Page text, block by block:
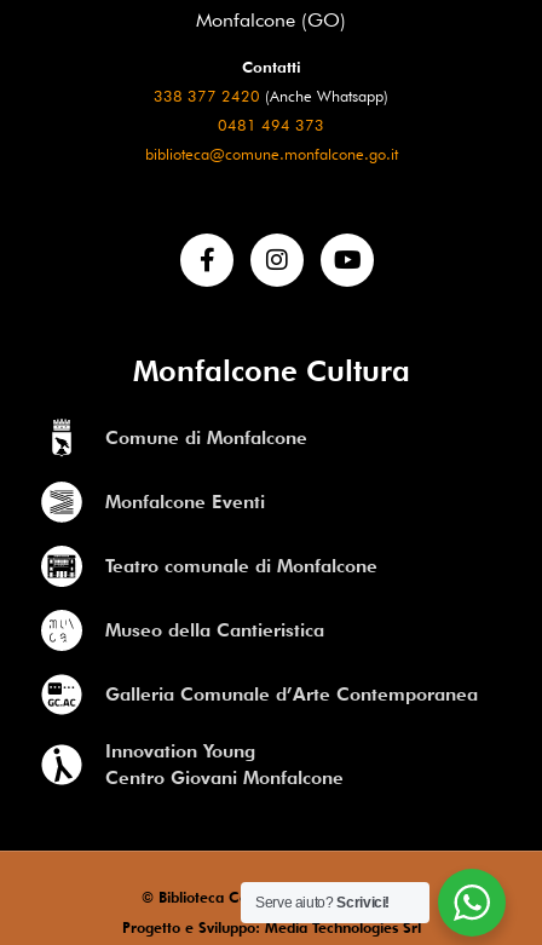
Monfalcone (GO)
Contatti
338 377 2420 (Anche Whatsapp)
0481 494 373
biblioteca@comune.monfalcone.go.it
Monfalcone Cultura
Comune di Monfalcone
Monfalcone Eventi
Teatro comunale di Monfalcone
Museo della Cantieristica
Galleria Comunale d’Arte Contemporanea
Innovation Young
Centro Giovani Monfalcone
© Biblioteca Comunale di Monfalcone
Progetto e Sviluppo: Media Technologies Srl
Serve aiuto?Scrivici!